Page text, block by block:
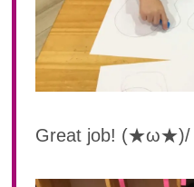
2019年 12月(20)
2019年 11月(20)
2019年 10月(21)
2019年 09月(17)
2019年 07月(22)
Great job! (★ω★)/